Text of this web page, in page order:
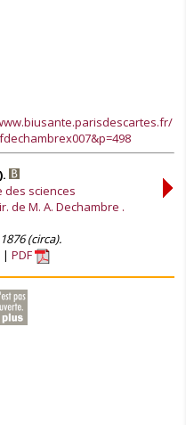
des sciences
de M. A. Dechambre .
(circa).
PDF